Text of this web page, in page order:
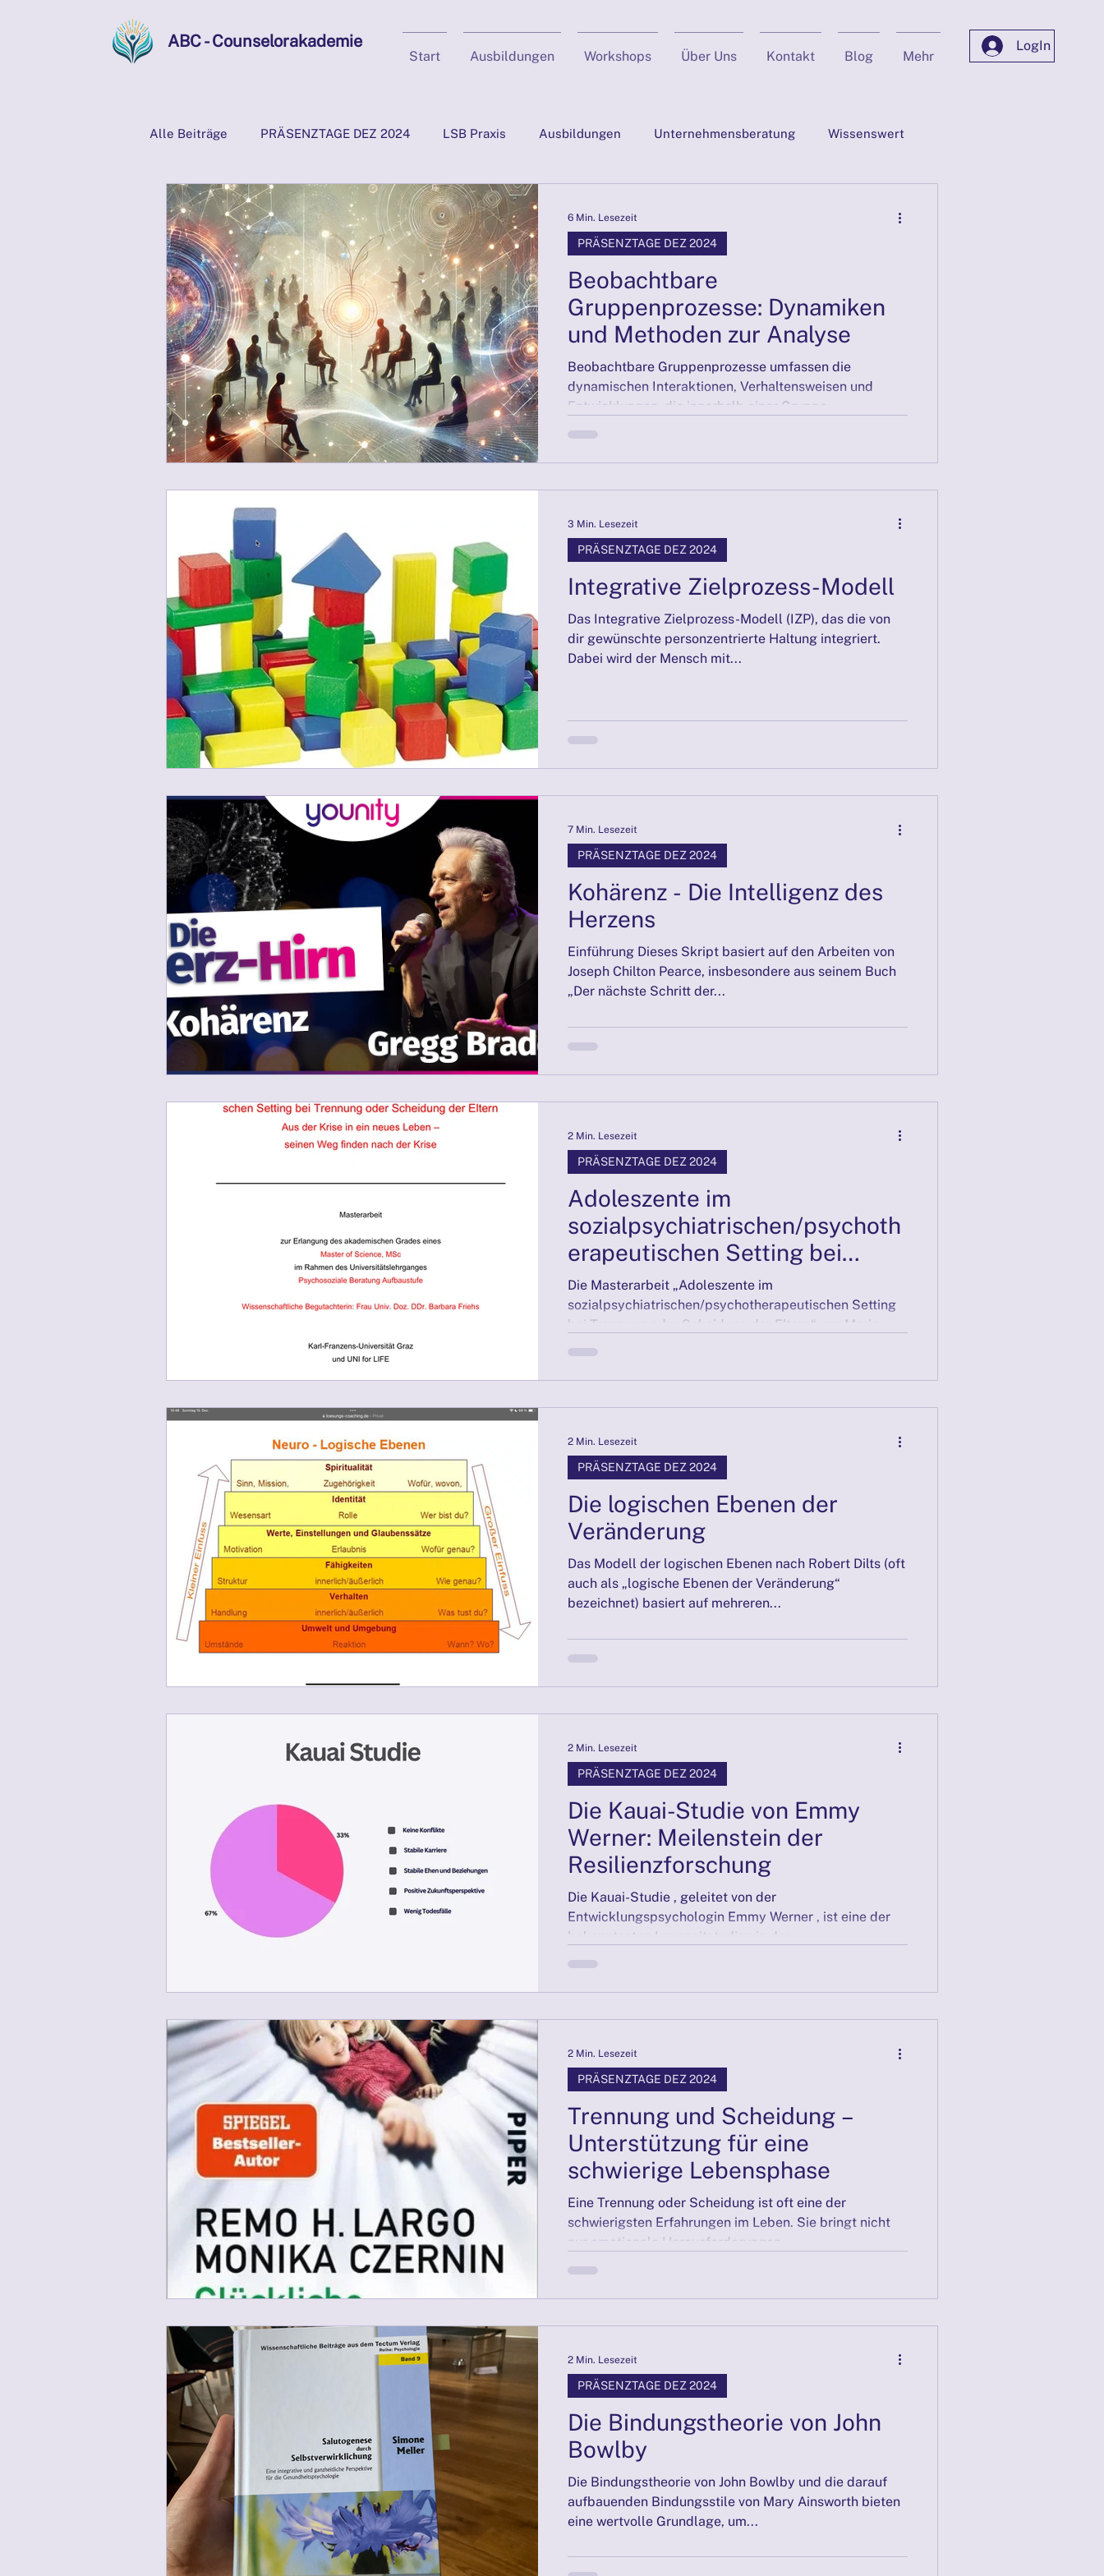
ABC - Counselorakademie
Start Ausbildungen Workshops Über Uns Kontakt Blog Mehr
LogIn
Alle Beiträge PRÄSENZTAGE DEZ 2024 LSB Praxis Ausbildungen Unternehmensberatung Wissenswert
KI Z-Diagnosen Mentaltraining & NLP Positive Psychologie
PRÄSENZTAGE 21./22.09.2024 PRÄSENZTAGE 26./27.10.2024
Präsenztage 2025 Psychosoziales PRÄSENZTAGE JAN 2025 PRÄSENZTAGE 29./30.03.2025
PRÄSENZTAGE 04/2025 Selbstmitgefühl PRÄSENZTAGE 05/2025 Biografiearbeit
PRÄSENZTAGE 06/2025 PRÄSENZTAGE 27./28.09.2025 PRÄSENZTAGE 25./26.10.2025
Beobachtbare
Gruppenprozesse: Dynamiken
und Methoden zur Analyse
Beobachtbare Gruppenprozesse umfassen die
dynamischen Interaktionen, Verhaltensweisen und
Entwicklungen, die innerhalb einer Gruppe...
PRÄSENZTAGE DEZ 2024
6 Min. Lesezeit
Integrative Zielprozess-Modell
Das Integrative Zielprozess-Modell (IZP), das die von
dir gewünschte personzentrierte Haltung integriert.
Dabei wird der Mensch mit...
PRÄSENZTAGE DEZ 2024
3 Min. Lesezeit
Kohärenz - Die Intelligenz des
Herzens
Einführung Dieses Skript basiert auf den Arbeiten von
Joseph Chilton Pearce, insbesondere aus seinem Buch
„Der nächste Schritt der...
PRÄSENZTAGE DEZ 2024
7 Min. Lesezeit
Adoleszente im
sozialpsychiatrischen/psychoth
erapeutischen Setting bei
Trennung oder Scheidung der
Eltern
Die Masterarbeit „Adoleszente im
sozialpsychiatrischen/psychotherapeutischen Setting
bei Trennung oder Scheidung der Eltern“ von Maria...
PRÄSENZTAGE DEZ 2024
2 Min. Lesezeit
Die logischen Ebenen der
Veränderung
Das Modell der logischen Ebenen nach Robert Dilts (oft
auch als „logische Ebenen der Veränderung“
bezeichnet) basiert auf mehreren...
PRÄSENZTAGE DEZ 2024
2 Min. Lesezeit
Die Kauai-Studie von Emmy
Werner: Meilenstein der
Resilienzforschung
Die Kauai-Studie , geleitet von der
Entwicklungspsychologin Emmy Werner , ist eine der
bekanntesten Langzeitstudien in der...
PRÄSENZTAGE DEZ 2024
2 Min. Lesezeit
Trennung und Scheidung –
Unterstützung für eine
schwierige Lebensphase
Eine Trennung oder Scheidung ist oft eine der
schwierigsten Erfahrungen im Leben. Sie bringt nicht
nur emotionale Herausforderungen,...
PRÄSENZTAGE DEZ 2024
2 Min. Lesezeit
Die Bindungstheorie von John
Bowlby
Die Bindungstheorie von John Bowlby und die darauf
aufbauenden Bindungsstile von Mary Ainsworth bieten
eine wertvolle Grundlage, um...
PRÄSENZTAGE DEZ 2024
2 Min. Lesezeit